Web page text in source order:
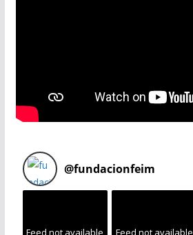
@fundacionfeim
Feed not available Feed not available